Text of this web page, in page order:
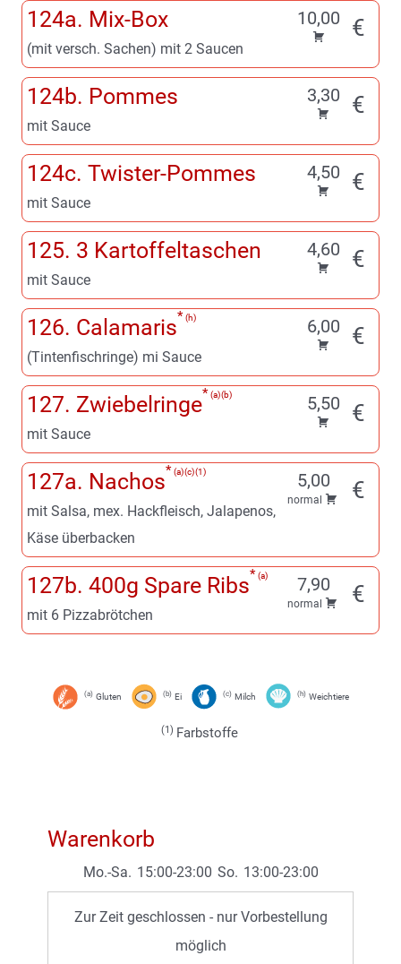
124a. Mix-Box 10,00 €
(mit versch. Sachen) mit 2 Saucen
124b. Pommes 3,30 €
mit Sauce
124c. Twister-Pommes 4,50 €
mit Sauce
125. 3 Kartoffeltaschen 4,60 €
mit Sauce
126. Calamaris h 6,00 €
(Tintenfischringe) mi Sauce
127. Zwiebelringe a b 5,50 €
mit Sauce
127a. Nachos a c 1 5,00
normal €
mit Salsa, mex. Hackfleisch, Jalapenos,
Käse überbacken
127b. 400g Spare Ribs a 7,90
normal €
mit 6 Pizzabrötchen
a Gluten b Ei c Milch h Weichtiere
1 Farbstoffe
Warenkorb
Mo.-Sa. 15:00-23:00 So. 13:00-23:00
Zur Zeit geschlossen - nur Vorbestellung
möglich